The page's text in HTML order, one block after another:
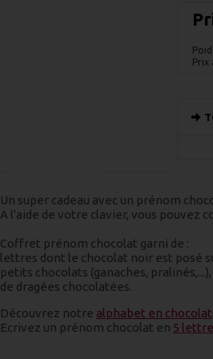
Prix
Un super cadeau avec un prénom
A l'aide de votre clavier, vous pouvez
Coffret prénom chocolat garni de :
lettres dont le chocolat noir est posé
petits chocolats (ganaches, pralinés,...),
de dragées chocolatées.
Découvrez notre alphabet en chocolat
Ecrivez un prénom chocolat en 5